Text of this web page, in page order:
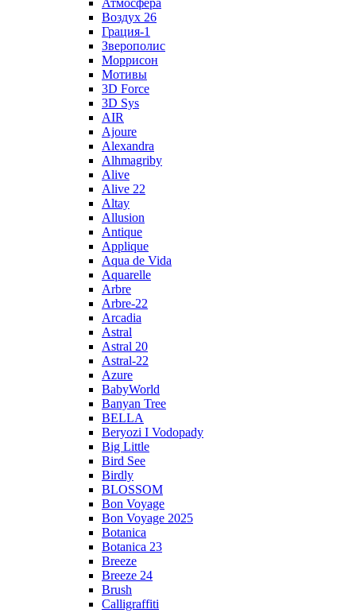
Атмосфера
Воздух 26
Грация-1
Зверополис
Моррисон
Мотивы
3D Force
3D Sys
AIR
Ajoure
Alexandra
Alhmagriby
Alive
Alive 22
Altay
Allusion
Antique
Applique
Aqua de Vida
Aquarelle
Arbre
Arbre-22
Arcadia
Astral
Astral 20
Astral-22
Azure
BabyWorld
Banyan Tree
BELLA
Beryozi I Vodopady
Big Little
Bird See
Birdly
BLOSSOM
Bon Voyage
Bon Voyage 2025
Botanica
Botanica 23
Breeze
Breeze 24
Brush
Calligraffiti